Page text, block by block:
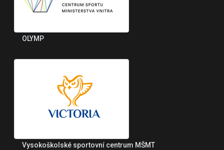
OLYMP
Vysokoškolské sportovní centrum MŠMT